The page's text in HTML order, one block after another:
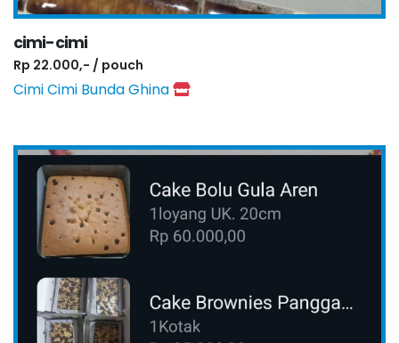
cimi-cimi
Rp 22.000,- / pouch
Cimi Cimi Bunda Ghina